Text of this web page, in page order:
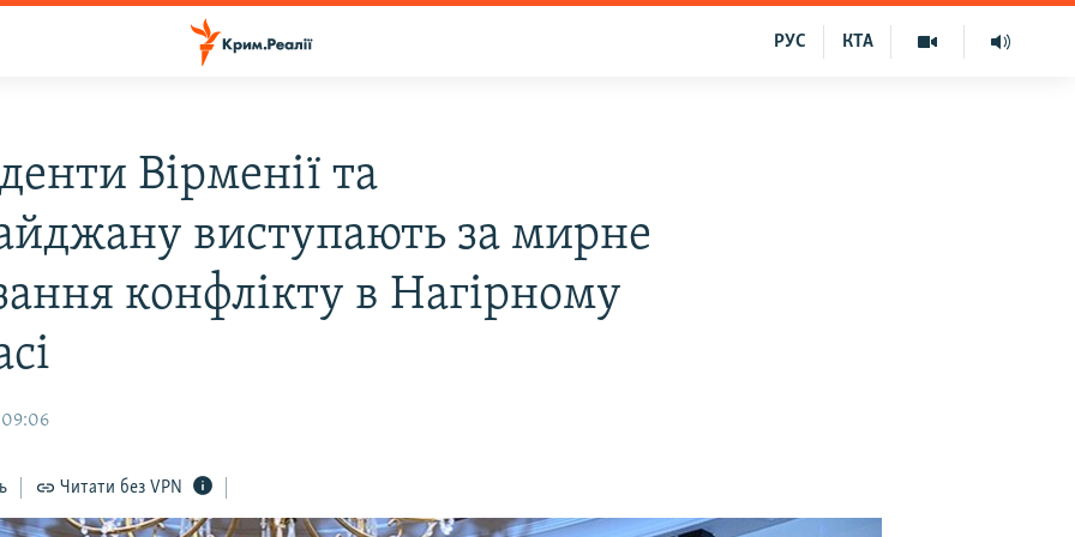
КТА
РУС
Вірменії та
виступають за мирне
конфлікту в Нагірному
09:06
Читати без VPN